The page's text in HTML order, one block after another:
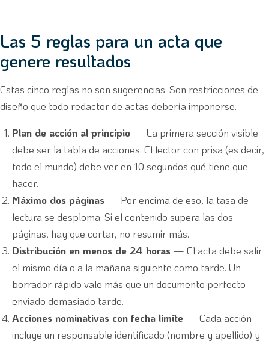
Las 5 reglas para un acta que
genere resultados
Estas cinco reglas no son sugerencias. Son restricciones de
diseño que todo redactor de actas debería imponerse.
Plan de acción al principio — La primera sección visible
debe ser la tabla de acciones. El lector con prisa (es decir,
todo el mundo) debe ver en 10 segundos qué tiene que
hacer.
Máximo dos páginas — Por encima de eso, la tasa de
lectura se desploma. Si el contenido supera las dos
páginas, hay que cortar, no resumir más.
Distribución en menos de 24 horas — El acta debe salir
el mismo día o a la mañana siguiente como tarde. Un
borrador rápido vale más que un documento perfecto
enviado demasiado tarde.
Acciones nominativas con fecha límite — Cada acción
incluye un responsable identificado (nombre y apellido) y